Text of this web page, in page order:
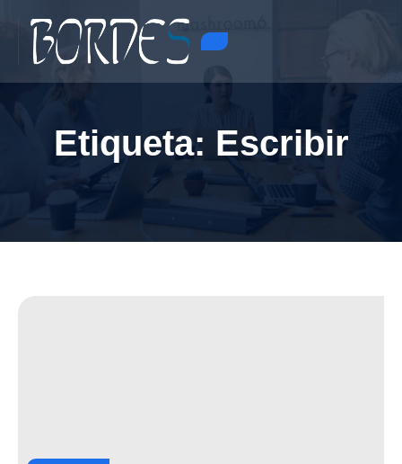
Etiqueta: Escribir